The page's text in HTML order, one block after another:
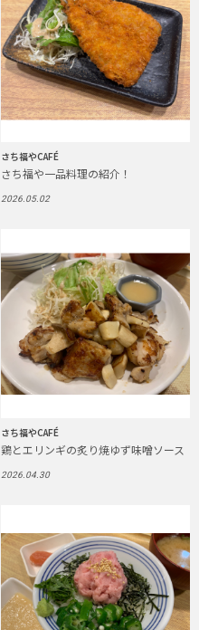
さち福やCAFÉ
さち福や一品料理の紹介！
2026.05.02
さち福やCAFÉ
鶏とエリンギの炙り焼ゆず味噌ソース
2026.04.30